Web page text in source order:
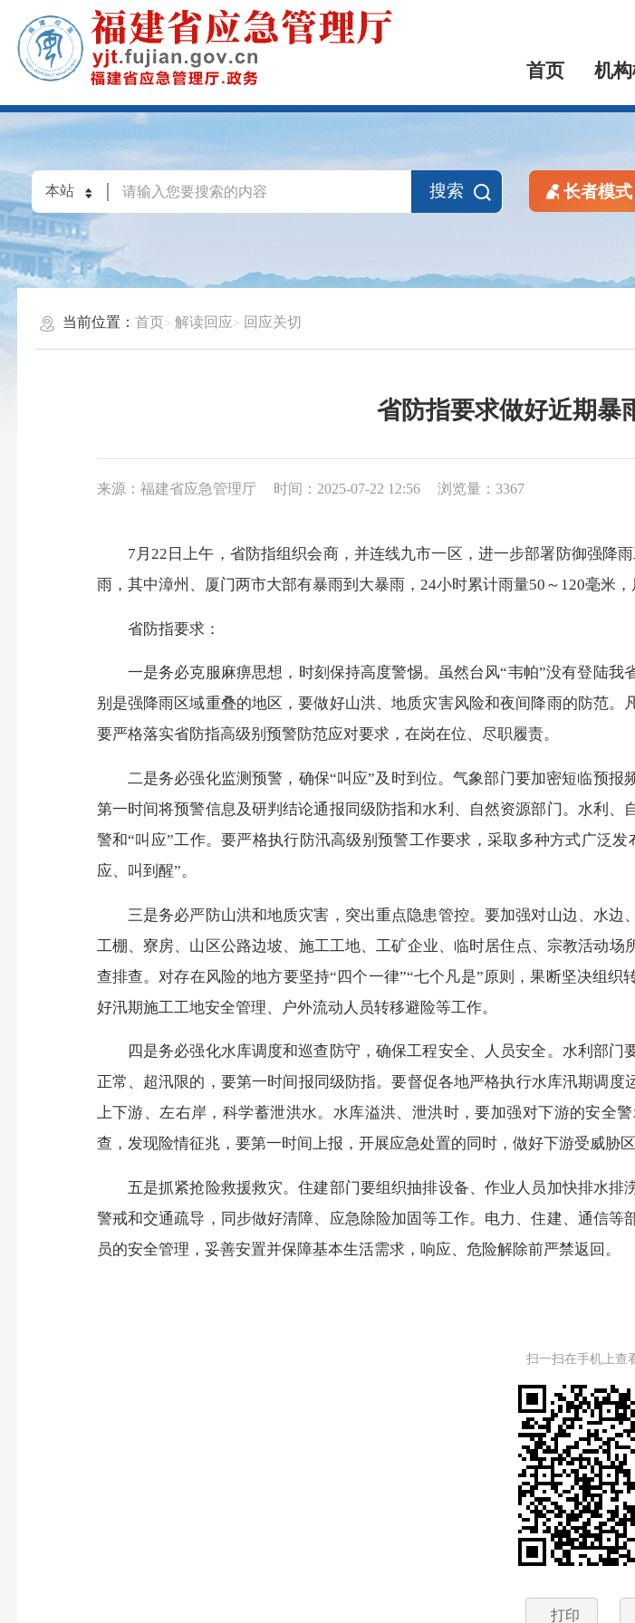
首页 机
搜索 长者模式
当前位置：首页 解读回应 回应关切
省防指要求做好近期暴
来源：福建省应急管理厅 时间：2025-07-22 12:56 浏览量：3367
7月22日上午，省防指组织会商，并连线九市一区，进一步部署防御强降
雨，其中漳州、厦门两市大部有暴雨到大暴雨，24小时累计雨量50～120毫米，
省防指要求：
一是务必克服麻痹思想，时刻保持高度警惕。虽然台风“韦帕”没有登陆我
别是强降雨区域重叠的地区，要做好山洪、地质灾害风险和夜间降雨的防范
要严格落实省防指高级别预警防范应对要求，在岗在位、尽职履责。
二是务必强化监测预警，确保“叫应”及时到位。气象部门要加密短临预报
第一时间将预警信息及研判结论通报同级防指和水利、自然资源部门。水利
警和“叫应”工作。要严格执行防汛高级别预警工作要求，采取多种方式广泛
应、叫到醒”。
三是务必严防山洪和地质灾害，突出重点隐患管控。要加强对山边、水边
工棚、寮房、山区公路边坡、施工工地、工矿企业、临时居住点、宗教活动
查排查。对存在风险的地方要坚持“四个一律”“七个凡是”原则，果断坚决组
好汛期施工工地安全管理、户外流动人员转移避险等工作。
四是务必强化水库调度和巡查防守，确保工程安全、人员安全。水利部门
正常、超汛限的，要第一时间报同级防指。要督促各地严格执行水库汛期调
上下游、左右岸，科学蓄泄洪水。水库溢洪、泄洪时，要加强对下游的安全
查，发现险情征兆，要第一时间上报，开展应急处置的同时，做好下游受威胁区
五是抓紧抢险救援救灾。住建部门要组织抽排设备、作业人员加快排水排
警戒和交通疏导，同步做好清障、应急除险加固等工作。电力、住建、通信
员的安全管理，妥善安置并保障基本生活需求，响应、危险解除前严禁返回。
扫一扫在手机上查
打印